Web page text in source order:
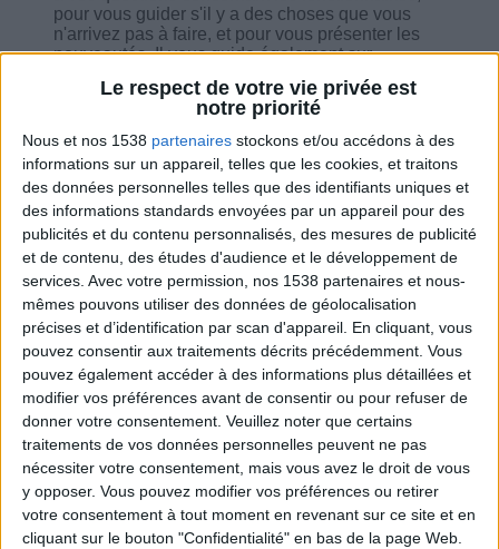
Le respect de votre vie privée est
notre priorité
Nous et nos 1538 partenaires stockons et/ou accédons à des
informations sur un appareil, telles que les cookies, et traitons
des données personnelles telles que des identifiants uniques et
des informations standards envoyées par un appareil pour des
publicités et du contenu personnalisés, des mesures de publicité
et de contenu, des études d'audience et le développement de
services. Avec votre permission, nos 1538 partenaires et nous-
mêmes pouvons utiliser des données de géolocalisation
précises et d’identification par scan d'appareil. En cliquant, vous
pouvez consentir aux traitements décrits précédemment. Vous
pouvez également accéder à des informations plus détaillées et
modifier vos préférences avant de consentir ou pour refuser de
donner votre consentement. Veuillez noter que certains
traitements de vos données personnelles peuvent ne pas
nécessiter votre consentement, mais vous avez le droit de vous
y opposer. Vous pouvez modifier vos préférences ou retirer
votre consentement à tout moment en revenant sur ce site et en
cliquant sur le bouton "Confidentialité" en bas de la page Web.
pour vous guider s'il y a des choses que vous
n'arrivez pas à faire, et pour vous présenter les
nouveautés. Il vous guide également sur
là aussi pour expliquer les choses que vous ne
compreniez pas sur l'appli et se fait le plaisir de
dépanner les soucis avec vous live.
Combien de kilos souhaitez-vous perdre ?
Moins de
5 kilos
De 5 à 10
kilos
Plus de
10 kilos
Service-client & Motivation Voir tout
Les équipes du Service-client et de la
Communauté Savoir Maigrir vous aident
chaque semaine à vous rapprocher
sereinement de votre objectif minceur.